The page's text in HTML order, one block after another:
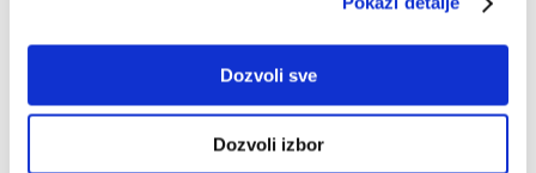
Dozvoli sve
Dozvoli izbor